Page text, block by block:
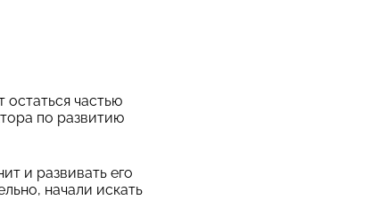
остаться частью
по развитию
и развивать его
начали искать